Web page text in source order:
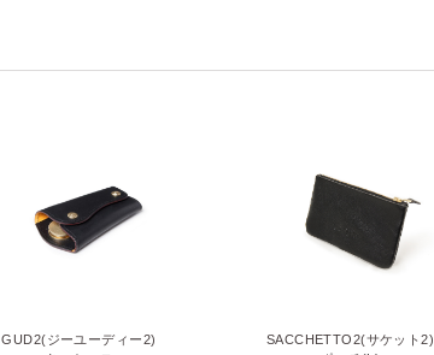
GUD2(ジーユーディー2)
SACCHETTO2(サケット2)